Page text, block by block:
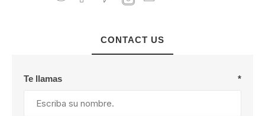
CONTACT US
Te llamas *